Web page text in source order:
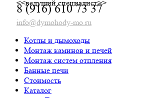
<<ведущий специалист>>
8 (916) 610 73 37
info@dymohody-mo.ru
Котлы и дымоходы
Монтаж каминов и печей
Монтаж систем отпления
Банные печи
Стоимость
Каталог